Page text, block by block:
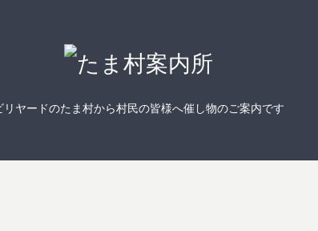
リヤードのたま村から村民の皆様へ催し物のご案内です